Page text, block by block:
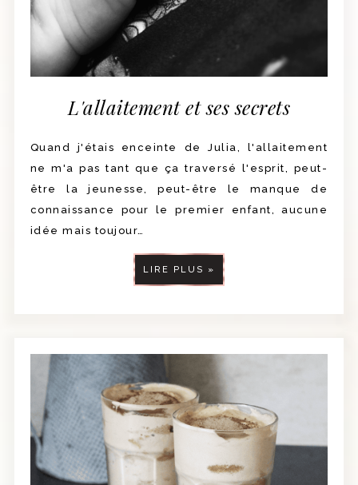
L'allaitement et ses secrets
Quand j'étais enceinte de Julia, l'allaitement
ne m'a pas tant que ça traversé l'esprit, peut-
être la jeunesse, peut-être le manque de
connaissance pour le premier enfant, aucune
idée mais toujour…
LIRE PLUS »